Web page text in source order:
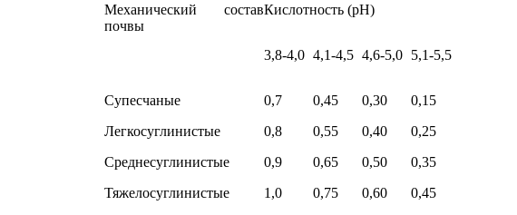
Механический состав
почвы
Кислотность (рН)
3,8-4,0 4,1-4,5 4,6-5,0 5,1-5,5
Супесчаные
Легкосуглинистые
Среднесуглинистые
Тяжелосуглинистые
0,7
0,8
0,9
1,0
0,45
0,55
0,65
0,75
0,30
0,40
0,50
0,60
0,15
0,25
0,35
0,45